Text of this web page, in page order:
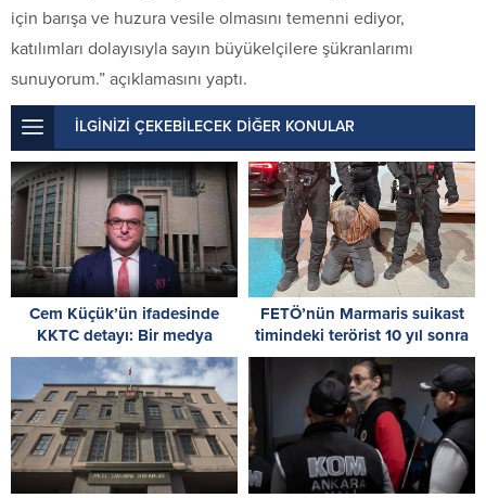
için barışa ve huzura vesile olmasını temenni ediyor,
katılımları dolayısıyla sayın büyükelçilere şükranlarımı
sunuyorum.” açıklamasını yaptı.
İLGİNİZİ ÇEKEBİLECEK DİĞER KONULAR
Cem Küçük’ün ifadesinde
KKTC detayı: Bir medya
kuruluşundan 17 işlemde 77
bin 983 TL aldığını söyledi
FETÖ’nün Marmaris suikast
timindeki terörist 10 yıl sonra
yakalandı